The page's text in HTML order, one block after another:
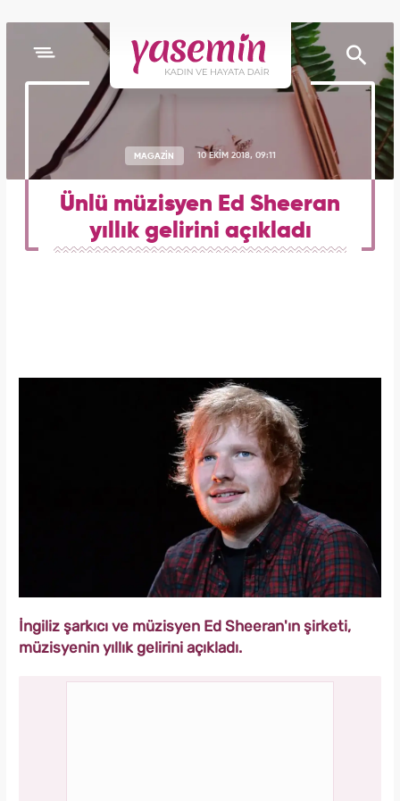
MAGAZİN 10 EKİM 2018, 09:11
Ünlü müzisyen Ed Sheeran
yıllık gelirini açıkladı
İngiliz şarkıcı ve müzisyen Ed Sheeran'ın şirketi,
müzisyenin yıllık gelirini açıkladı.